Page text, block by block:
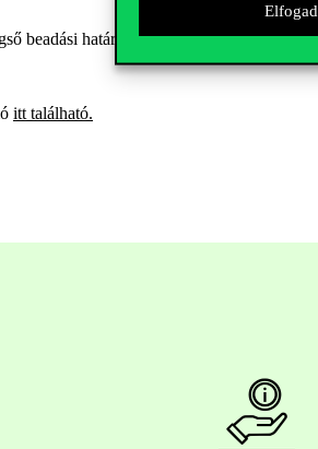
Elfogad
beadási határideje:2025. június 04.23:59
itt található.